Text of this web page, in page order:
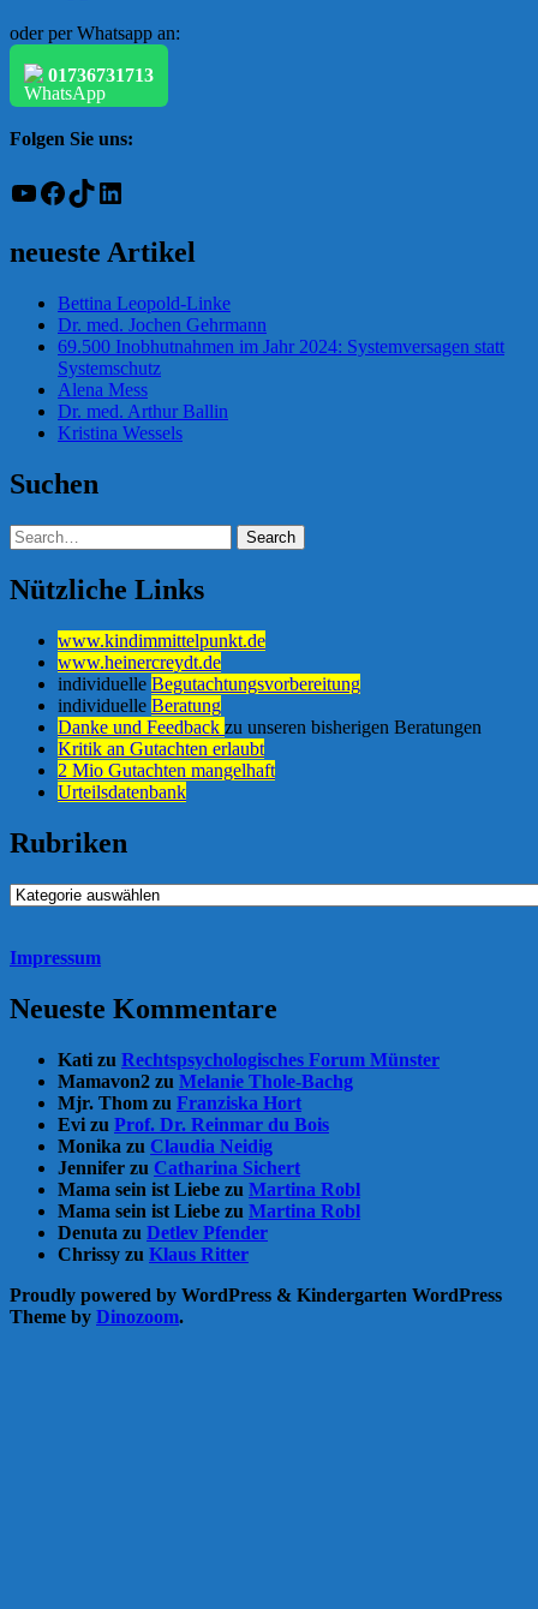
oder per Whatsapp an:
01736731713
Folgen Sie uns:
YouTube
Facebook
TikTokLinkedIn
neueste Artikel
Bettina Leopold-Linke
Dr. med. Jochen Gehrmann
69.500 Inobhutnahmen im Jahr 2024: Systemversagen statt
Systemschutz
Alena Mess
Dr. med. Arthur Ballin
Kristina Wessels
Suchen
Nützliche Links
www.kindimmittelpunkt.de
www.heinercreydt.de
individuelle Begutachtungsvorbereitung
individuelle Beratung
Danke und Feedback zu unseren bisherigen Beratungen
Kritik an Gutachten erlaubt
2 Mio Gutachten mangelhaft
Urteilsdatenbank
Rubriken
Rubriken
Impressum
Neueste Kommentare
Kati zu Rechtspsychologisches Forum Münster
Mamavon2 zu Melanie Thole-Bachg
Mjr. Thom zu Franziska Hort
Evi zu Prof. Dr. Reinmar du Bois
Monika zu Claudia Neidig
Jennifer zu Catharina Sichert
Mama sein ist Liebe zu Martina Robl
Mama sein ist Liebe zu Martina Robl
Denuta zu Detlev Pfender
Chrissy zu Klaus Ritter
Proudly powered by WordPress & Kindergarten WordPress
Theme by Dinozoom.